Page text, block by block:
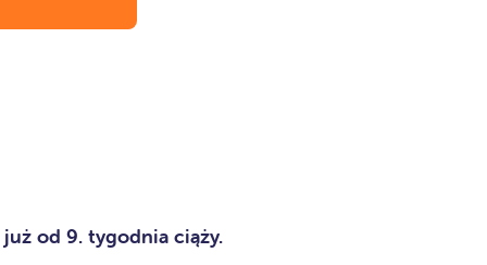
już od 9. tygodnia ciąży.